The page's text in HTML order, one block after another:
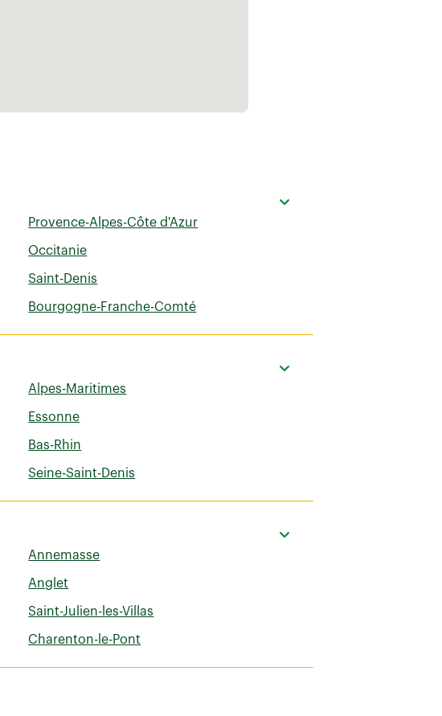
Provence-Alpes-Côte d'Azur
Occitanie
Saint-Denis
Bourgogne-Franche-Comté
Alpes-Maritimes
Essonne
Bas-Rhin
Seine-Saint-Denis
Annemasse
Anglet
Saint-Julien-les-Villas
Charenton-le-Pont